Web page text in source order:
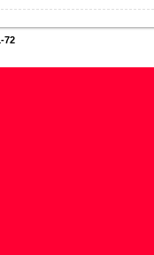
72